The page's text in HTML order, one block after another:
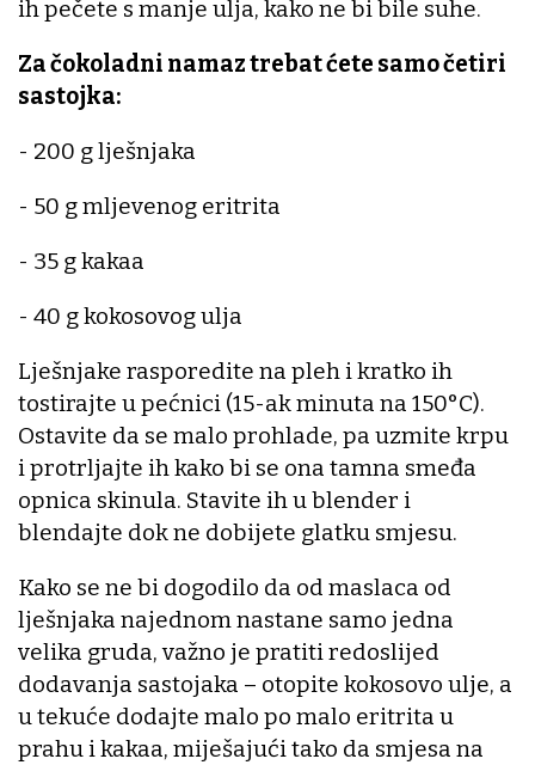
ih pečete s manje ulja, kako ne bi bile suhe.
Za čokoladni namaz trebat ćete samo četiri
sastojka:
- 200 g lješnjaka
- 50 g mljevenog eritrita
- 35 g kakaa
- 40 g kokosovog ulja
Lješnjake rasporedite na pleh i kratko ih
tostirajte u pećnici (15-ak minuta na 150°C).
Ostavite da se malo prohlade, pa uzmite krpu
i protrljajte ih kako bi se ona tamna smeđa
opnica skinula. Stavite ih u blender i
blendajte dok ne dobijete glatku smjesu.
Kako se ne bi dogodilo da od maslaca od
lješnjaka najednom nastane samo jedna
velika gruda, važno je pratiti redoslijed
dodavanja sastojaka – otopite kokosovo ulje, a
u tekuće dodajte malo po malo eritrita u
prahu i kakaa, miješajući tako da smjesa na